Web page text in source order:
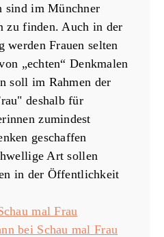
sind im Münchner
zu finden. Auch in der
werden Frauen selten
„echten“ Denkmalen
soll im Rahmen der
deshalb für
zumindest
geschaffen
Art sollen
in der Öffentlichkeit
mal Frau
bei Schau mal Frau